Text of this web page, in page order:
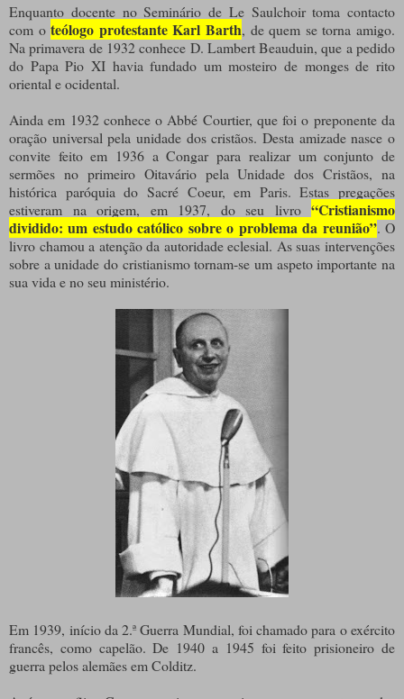
Enquanto docente no Seminário de Le Saulchoir toma contacto
com oteólogo protestante Karl Barth, de quem se torna amigo.
Na primavera de 1932 conhece D. Lambert Beauduin, que a pedido
do Papa Pio XI havia fundado um mosteiro de monges de rito
oriental e ocidental.
Ainda em 1932 conhece o Abbé Courtier, que foi o preponente da
oração universal pela unidade dos cristãos. Desta amizade nasce o
convite feito em 1936 a Congar para realizar um conjunto de
sermões no primeiro Oitavário pela Unidade dos Cristãos, na
histórica paróquia do Sacré Coeur, em Paris. Estas pregações
estiveram na origem, em 1937, do seu livro “Cristianismo
dividido: um estudo católico sobre o problema da reunião”. O
livro chamou a atenção da autoridade eclesial. As suas intervenções
sobre a unidade do cristianismo tornam-se um aspeto importante na
sua vida e no seu ministério.
Em 1939, início da 2.ª Guerra Mundial, foi chamado para o exército
francês, como capelão. De 1940 a 1945 foi feito prisioneiro de
guerra pelos alemães em Colditz.